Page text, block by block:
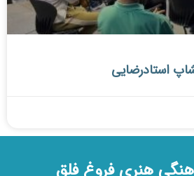
استادرضایی
هنری فروغ فلق